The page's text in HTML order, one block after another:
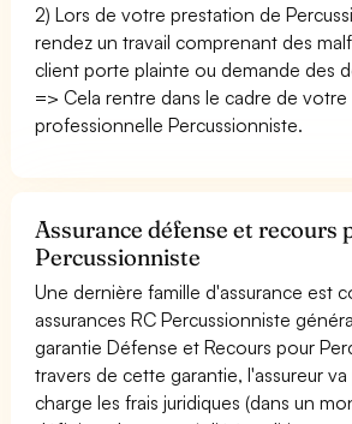
2) Lors de votre prestation de
rendez un travail comprenant des
client porte plainte ou demande des
=> Cela rentre dans le cadre de votre
professionnelle Percussionniste.
Assurance défense et recours
Percussionniste
Une dernière famille d'assurance est
assurances RC Percussionniste
garantie Défense et Recours pour
travers de cette garantie, l'assureur
charge les frais juridiques (dans un